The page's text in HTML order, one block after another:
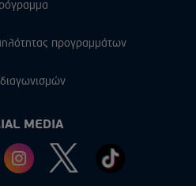
προγραμμάτων
MEDIA